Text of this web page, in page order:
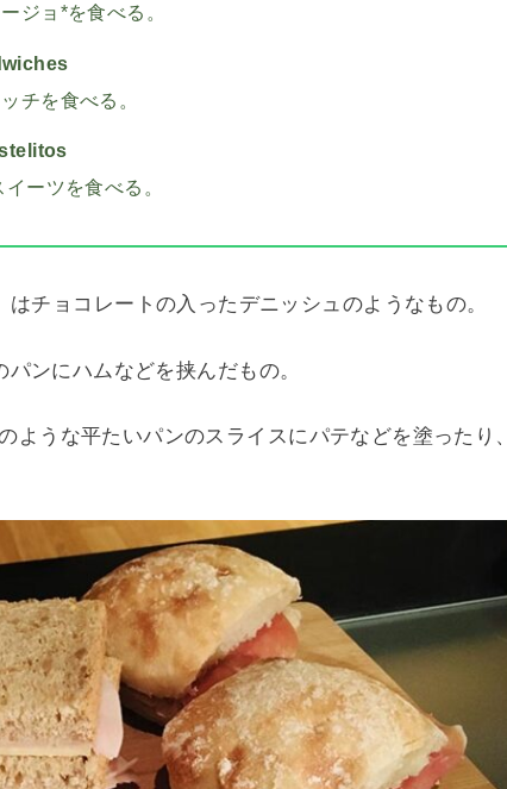
ジョ*を食べる。
チを食べる。
ーツを食べる。
はチョコレートの入ったデニッシュのようなもの。
パンにハムなどを挟んだもの。
ような平たいパンのスライスにパテなどを塗ったり、